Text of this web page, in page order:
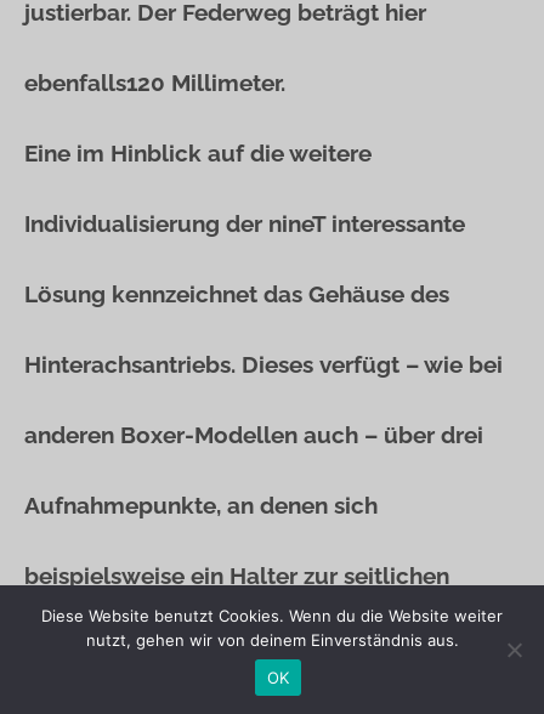
justierbar. Der Federweg beträgt hier
ebenfalls120 Millimeter.
Eine im Hinblick auf die weitere
Individualisierung der nineT interessante
Lösung kennzeichnet das Gehäuse des
Hinterachsantriebs. Dieses verfügt – wie bei
anderen Boxer-Modellen auch – über drei
Aufnahmepunkte, an denen sich
beispielsweise ein Halter zur seitlichen
Anbringung des Kennzeichens nebst
Diese Website benutzt Cookies. Wenn du die Website weiter
nutzt, gehen wir von deinem Einverständnis aus.
OK